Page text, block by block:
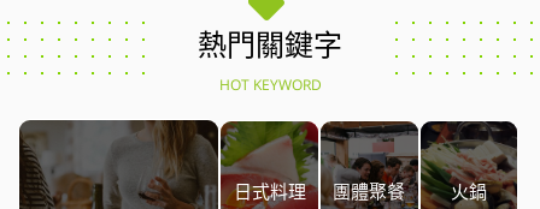
熱門關鍵字
HOT KEYWORD
日式料理 團體聚餐 火鍋